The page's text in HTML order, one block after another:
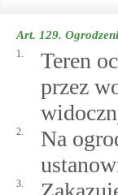
Art. 129.
1.
Teren
przez
2.
Na
3.